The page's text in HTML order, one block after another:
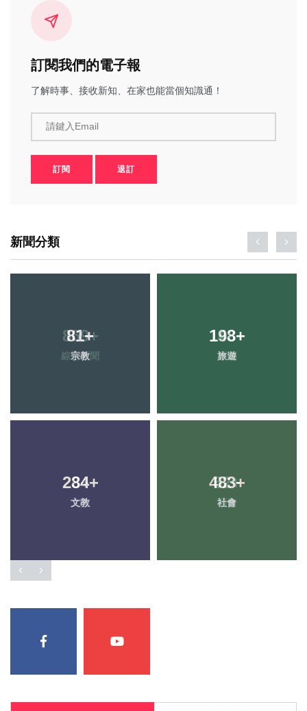
訂閱我們的電子報
了解時事、接收新知、在家也能當個知識通！
請鍵入Email
訂閱 退訂
新聞分類
81+
宗教
198+
旅遊
284+
文教
483+
社會